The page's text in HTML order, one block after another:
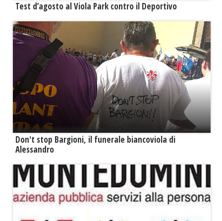
Test d’agosto al Viola Park contro il Deportivo
Don't stop Bargioni, il funerale biancoviola di
Alessandro